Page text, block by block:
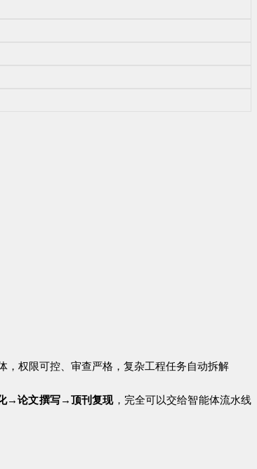
，权限可控、审查严格，复杂工程任务自动拆解
→论文撰写→顶刊复现，完全可以交给智能体流水线